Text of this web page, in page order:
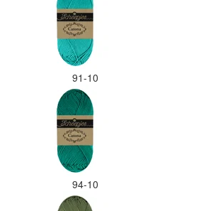
91-10
94-10